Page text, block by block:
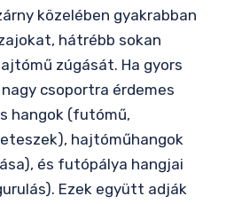
közelében gyakrabban
hátrébb sokan
zúgását. Ha gyors
csoportra érdemes
hangok (futómű,
hajtóműhangok
és futópálya hangjai
Ezek együtt adják